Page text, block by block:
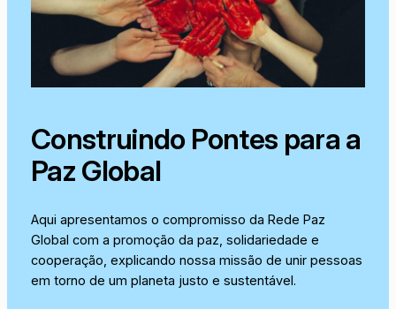
Construindo Pontes para a
Paz Global
Aqui apresentamos o compromisso da Rede Paz
Global com a promoção da paz, solidariedade e
cooperação, explicando nossa missão de unir pessoas
em torno de um planeta justo e sustentável.